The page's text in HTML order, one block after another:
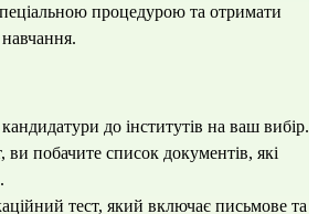
процедурою та отримати
до інститутів на ваш вибір.
ви побачите список документів, які
тест, який включає письмове та